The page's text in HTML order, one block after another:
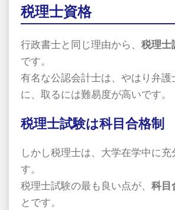
税理士資格
行政書士と同じ理由から、 税理士
です。
有名な公認会計士は、やはり弁護
に、取るには難易度が高いです。
税理士試験は科目合格制
しかし税理士は、大学在学中に充
す。
税理士試験の最も良い点が、 科目
とです。